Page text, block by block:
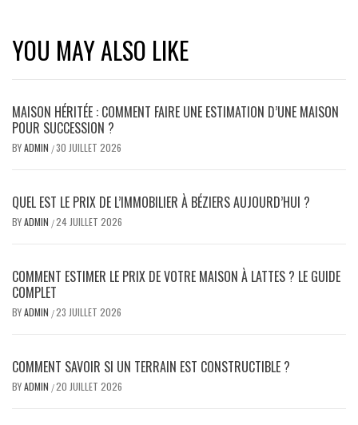
YOU MAY ALSO LIKE
MAISON HÉRITÉE : COMMENT FAIRE UNE ESTIMATION D’UNE MAISON
POUR SUCCESSION ?
BYADMIN /30 JUILLET 2026
QUEL EST LE PRIX DE L’IMMOBILIER À BÉZIERS AUJOURD’HUI ?
BYADMIN /24 JUILLET 2026
COMMENT ESTIMER LE PRIX DE VOTRE MAISON À LATTES ? LE GUIDE
COMPLET
BYADMIN /23 JUILLET 2026
COMMENT SAVOIR SI UN TERRAIN EST CONSTRUCTIBLE ?
BYADMIN /20 JUILLET 2026